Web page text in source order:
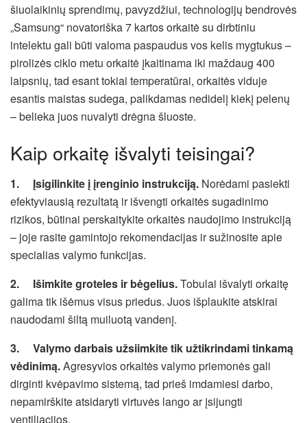
šiuolaikinių sprendimų, pavyzdžiui, technologijų bendrovės
„Samsung“ novatoriška 7 kartos orkaitė su dirbtiniu
intelektu gali būti valoma paspaudus vos kelis mygtukus –
pirolizės ciklo metu orkaitė įkaitinama iki maždaug 400
laipsnių, tad esant tokiai temperatūrai, orkaitės viduje
esantis maistas sudega, palikdamas nedidelį kiekį pelenų
– belieka juos nuvalyti drėgna šluoste.
Kaip orkaitę išvalyti teisingai?
1. Įsigilinkite į įrenginio instrukciją. Norėdami pasiekti
efektyviausią rezultatą ir išvengti orkaitės sugadinimo
rizikos, būtinai perskaitykite orkaitės naudojimo instrukciją
– joje rasite gamintojo rekomendacijas ir sužinosite apie
specialias valymo funkcijas.
2. Išimkite groteles ir bėgelius.Tobulai išvalyti orkaitę
galima tik išėmus visus priedus. Juos išplaukite atskirai
naudodami šiltą muiluotą vandenį.
3. Valymo darbais užsiimkite tik užtikrindami tinkamą
vėdinimą.Agresyvios orkaitės valymo priemonės gali
dirginti kvėpavimo sistemą, tad prieš imdamiesi darbo,
nepamirškite atsidaryti virtuvės lango ar įsijungti
ventiliacijos.